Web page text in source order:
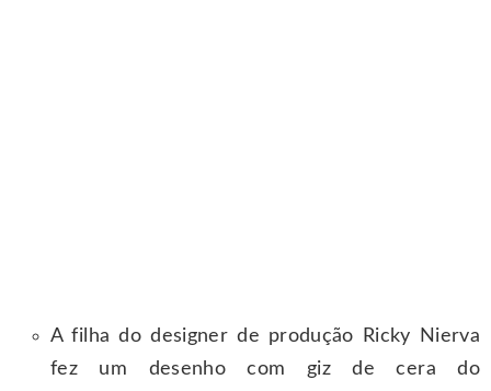
A filha do designer de produção Ricky Nierva
fez um desenho com giz de cera do